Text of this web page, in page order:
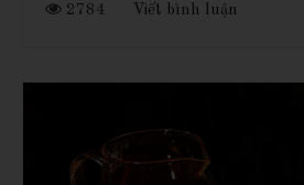
2784 Viết bình luận